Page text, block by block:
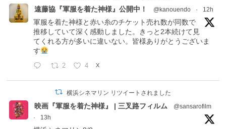
遠藤協『軍服を着た神様』公開中！ @kanouendo · 12h
軍服を着た神様と赤い糸のチケット売れ数が同数で
推移していて深く感動しました。きっと2本続けて見
てくれる方が多いに違いない。皆様ありがとうございま
す
2 4 X
横浜シネマリン リツイートされました
映画『軍服を着た神様』 | 三叉路フィルム
@sansarofilm
·
13h